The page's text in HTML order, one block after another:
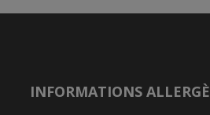
INFORMATIONS